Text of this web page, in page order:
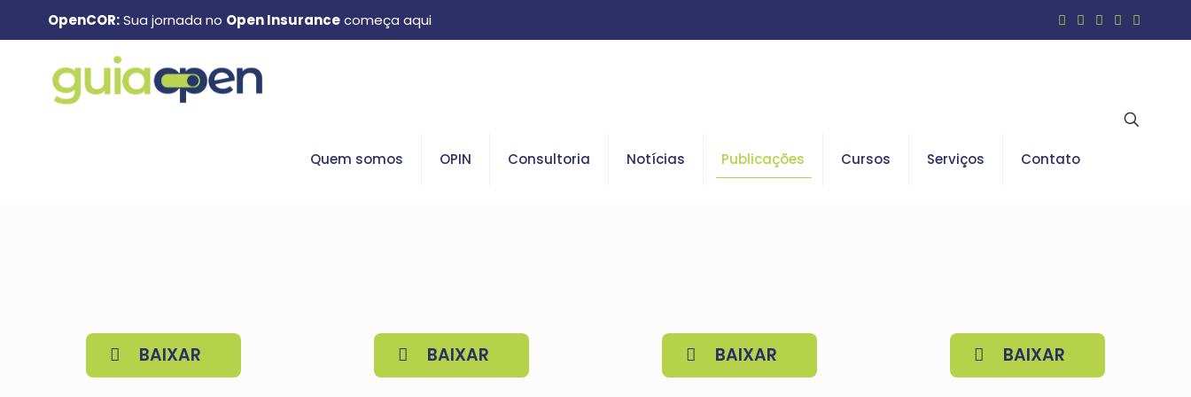
OpenCOR:Sua jornada no Open Insurancecomeça aqui
Quem somos OPIN Consultoria Notícias Publicações Cursos Serviços Contato
BAIXAR BAIXAR BAIXAR BAIXAR